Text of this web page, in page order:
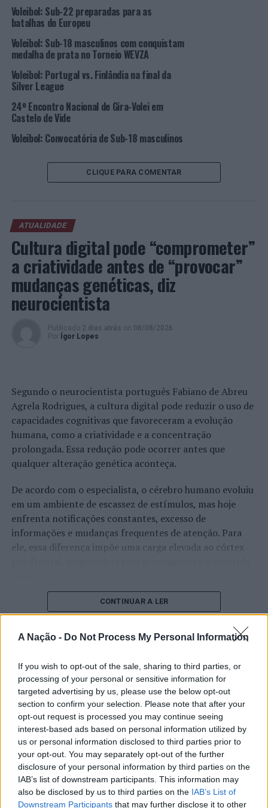
A Nação - Do Not Process My Personal Information
If you wish to opt-out of the sale, sharing to third parties, or
processing of your personal or sensitive information for
targeted advertising by us, please use the below opt-out
section to confirm your selection. Please note that after your
opt-out request is processed you may continue seeing
interest-based ads based on personal information utilized by
us or personal information disclosed to third parties prior to
your opt-out. You may separately opt-out of the further
disclosure of your personal information by third parties on the
IAB’s list of downstream participants. This information may
also be disclosed by us to third parties on the IAB’s List of
Downstream Participants that may further disclose it to other
exibicionais. Os índices de confiança estão mais altos do
que na altura da Supertaça, confiamos que vamos fazer
um bom jogo e passar esta eliminatória“.
A 2ª mão, a disputar noVexve Areena Sastamala
Finlândia, está agendada para o dia 27 de outubro.
Se conseguirem o apuramento para a 3ª Ronda, os
eliminatória entre o Mladost Zagreb (Croácia) e o Cez
Entretanto, a Sport TV está a transmitir, em direto,
(Grécia), hoje, às 19h15.
A participação dos benfiquistas na Liga dos Campeões,
que não teve campeão na penúltima edição devido à
pandemia de COVID-19 e foi vencida sensacionalmente
em 2020/2021 pelos polacos do Grupa Azoty Kedzierzyn
Kozle, segue-se a várias participações na
onde chegaram a ser vice-campeões em 2014/2015 e 3ºs
classificados na época seguinte.
Benfica – masculinos), na Taça CEV (AJM/FC Porto –
femininos) e naChallenge Cup(AJ Fonte do Bastardo e
Sporting CP, em masculinos, CD Aves/Termolan e Clube
Kairós, em femininos).
A AJ Fonte do Bastardo e o Sporting CP disputam os 16
Os açorianos visitam o KV Peja (Kosovo) no dia 2 de
dezembro, jogando em casa no dia 8 de dezembro.
Os leões de Alvalade recebem primeiro os sérvios do OK
Em 2019, o Sporting CP foi 3º classificado, após ter sido
afastado da final pelos italianos do Vero Volley Monza.
Na Taça CEV, a AJM/FC Porto vai disputar os 16 avos-
primeiras rondas da Liga dos Campeões: o derrotado do
ZOK Ub (Sérvia) x Olympiacos Piraeus (Grécia).
As campeãs portuguesas jogam primeiro no Dragão
Arena (17 de novembro) e depois fora (23, 24 ou 25 de
novembro).
NaChallenge Cup de femininos, o CD Aves/Termolan vai
defrontar, nos 16 avos-de-final, as francesas do RC
Cannes, equipa com grande tradição nas competições
Voleibol: Sub-22 preparadas para as
batalhas do Europeu
Voleibol: Sub-18 masculinos com conquistam
medalha de prata no Torneio WEVZA
Voleibol: Portugal vs. Finlândia na final da
Silver League
24º Encontro Nacional de Gira-Volei em
Castelo de Vide
Voleibol: Convocatória de Sub-18 masculinos
CLIQUE PARA COMENTAR
ATUALIDADE
Cultura digital pode “comprometer”
a criatividade antes de “provocar”
mudanças genéticas, diz
neurocientista
Publicado 2 dias atrás on 08/08/2026
Por
Ígor Lopes
Segundo o neurocientista português Fabiano de Abreu
Agrela Rodrigues, a cultura digital pode reduzir o uso de
capacidades cognitivas que favoreceram a evolução
humana, como a criatividade e a concentração
prolongada. Essa redução pode ocorrer antes que
qualquer alteração genética aconteça.
De acordo com o especialista, o cérebro humano evoluiu
em um ambiente de escassez de estímulos, mas hoje
enfrenta notificações constantes, excesso de
informações e mudanças frequentes de atenção. Para
ele, essa diferença impõe uma carga elevada ao córtex
O pesquisador afirma que plataformas digitais também
estimulam continuamente o sistema de recompensa do
cérebro, favorecendo a fadiga mental, a dificuldade de
manter a atenção e a procrastinação. Na sua visão,
aumentam a sensação de sobrecarga, enquanto o stress
prolongado pode elevar os níveis de cortisol e
prejudicar o desempenho cognitivo.
Fabiano de Abreu Agrela Rodrigues ressalta que não há
evidências de que o ambiente digital provoque mudanças
genéticas na espécie humana. A adaptação observada,
afirma, ocorre por meio da neuroplasticidade, processo
pelo qual os circuitos neurais se reorganizam em
resposta às experiências.
CONTINUAR A LER
“Millennium Estoril Open 2026”
regressou ao circuito ATP com
vitória do francês Luca Van Assche
Publicado 3 dias atrás on 07/08/2026
Por Ígor Lopes
O “Millennium Estoril Open 2026” decorreu entre os